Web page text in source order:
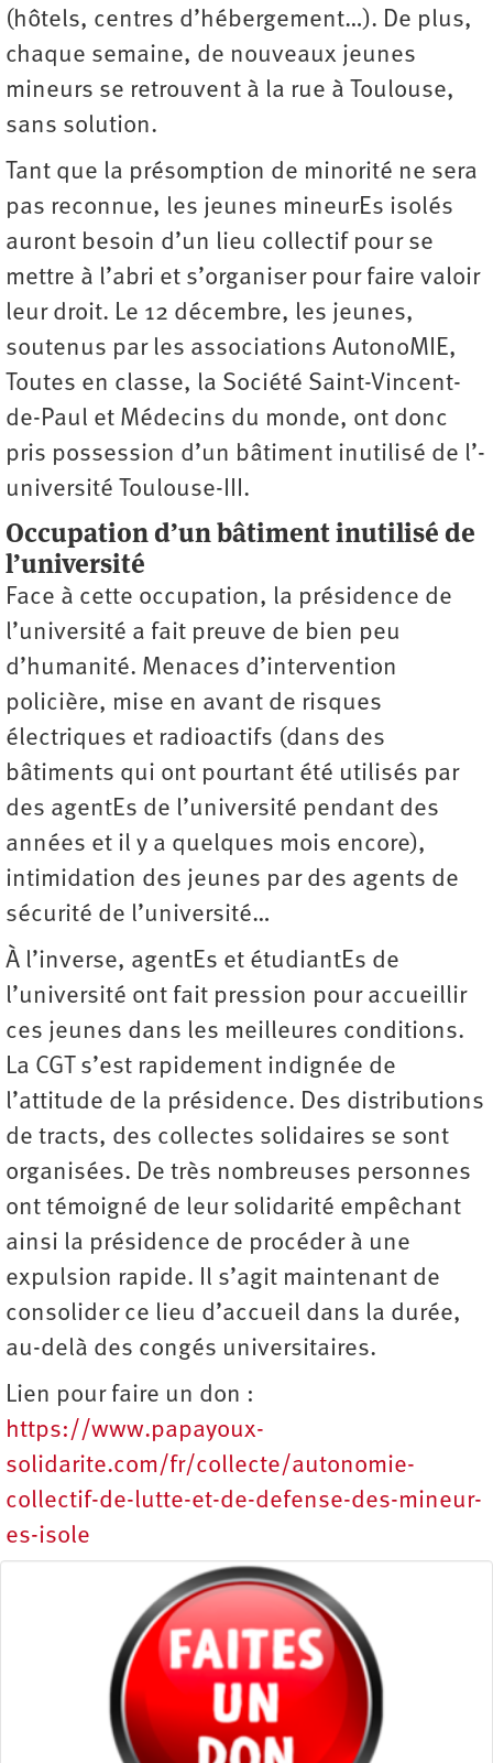
(hôtels, centres d’hébergement…). De plus,
chaque semaine, de nouveaux jeunes
mineurs se retrouvent à la rue à Toulouse,
sans solution.
Tant que la présomption de minorité ne sera
pas reconnue, les jeunes mineurEs isolés
auront besoin d’un lieu collectif pour se
mettre à l’abri et s’organiser pour faire valoir
leur droit. Le 12 décembre, les jeunes,
soutenus par les associations AutonoMIE,
Toutes en classe, la Société Saint-Vincent-
de-Paul et Médecins du monde, ont donc
pris possession d’un bâtiment inutilisé de l’­
université Toulouse-III.
Occupation d’un bâtiment inutilisé de
l’université
Face à cette occupation, la présidence de
l’université a fait preuve de bien peu
d’humanité. Menaces d’intervention
policière, mise en avant de risques
électriques et radioactifs (dans des
bâtiments qui ont pourtant été utilisés par
des agentEs de l’université pendant des
années et il y a quelques mois encore),
intimidation des jeunes par des agents de
sécurité de l’université…
À l’inverse, agentEs et étudiantEs de
l’université ont fait pression pour accueillir
ces jeunes dans les meilleures conditions.
La CGT s’est rapidement indignée de
l’attitude de la présidence. Des distributions
de tracts, des collectes solidaires se sont
organisées. De très nombreuses personnes
ont témoigné de leur solidarité empêchant
ainsi la présidence de procéder à une
expulsion rapide. Il s’agit maintenant de
consolider ce lieu d’accueil dans la durée,
au-delà des congés universitaires.
Lien pour faire un don :
https://www.papayoux-
solidarite.com/fr/collecte/autonomie-
collectif-de-lutte-et-de-defense-des-mineur-
es-isole